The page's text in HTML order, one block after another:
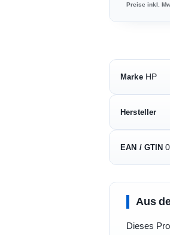
Preise inkl.
Marke HP
Hersteller
EAN / GTIN
Aus
Dieses